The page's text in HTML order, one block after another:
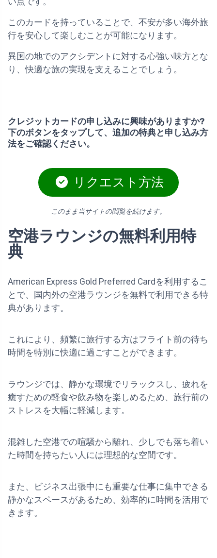
このカードを持っていることで、不安が多い海外旅
行を安心して楽しむことが可能になります。
異国の地でのアクシデントに対する心強い味方とな
り、快適な旅の実現を支えることでしょう。
クレジットカードの申し込みに興味がありますか?
下のボタンをタップして、追加の特典と申し込み方
法をご確認ください。
リクエスト方法
このまま当サイトの閲覧を続けます。
空港ラウンジの無料利用特
典
American Express Gold Preferred Cardを利用するこ
とで、国内外の空港ラウンジを無料で利用できる特
典があります。
これにより、頻繁に旅行する方はフライト前の待ち
時間を特別に快適に過ごすことができます。
ラウンジでは、静かな環境でリラックスし、疲れを
癒すための軽食や飲み物を楽しめるため、旅行前の
ストレスを大幅に軽減します。
混雑した空港での喧騒から離れ、少しでも落ち着い
た時間を持ちたい人には理想的な空間です。
また、ビジネス出張中にも重要な仕事に集中できる
静かなスペースがあるため、効率的に時間を活用で
きます。